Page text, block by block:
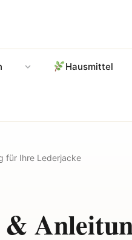
Hausmittel
für Ihre Lederjacke
&